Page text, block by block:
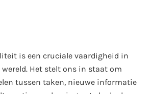
is een cruciale vaardigheid in
Het stelt ons in staat om
tussen taken, nieuwe informatie